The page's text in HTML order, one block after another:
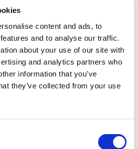
content and ads, to
and to analyse our traffic.
about your use of our site with
and analytics partners who
information that you’ve
they’ve collected from your use
finiture Rimadesio e le sezioni ridotte
a soffitto e di quello ad incasso.